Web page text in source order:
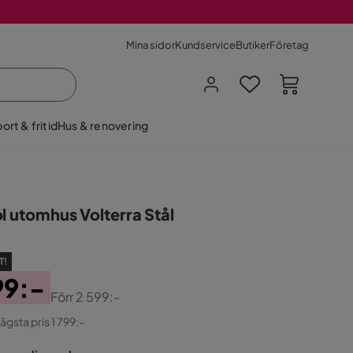
Mina sidorKundserviceButikerFöretag
& fritidHus & renovering
utomhus Volterra Stål
Förr2 599:-
pris 1 799:-